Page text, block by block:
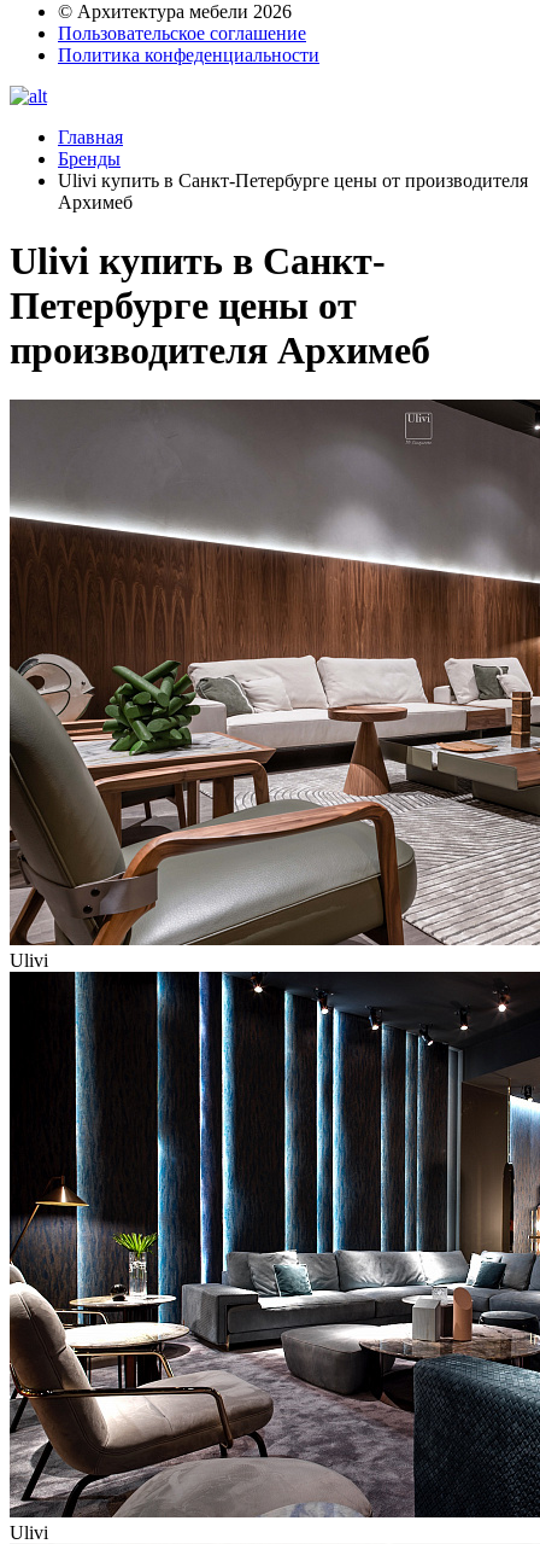
© Архитектура мебели 2026
Пользовательское соглашение
Политика конфеденциальности
Главная
Бренды
Ulivi купить в Санкт-Петербурге цены от производителя
Архимеб
Ulivi купить в Санкт-
Петербурге цены от
производителя Архимеб
Ulivi
Ulivi